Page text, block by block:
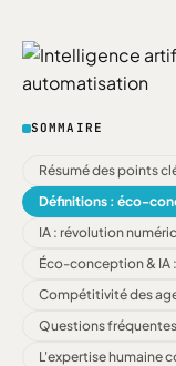
SOMMAIRE
Résumé des points
Définitions : éco-
IA : révolution
Éco-conception & IA
Compétitivité des
Questions fréquentes
L'expertise humaine